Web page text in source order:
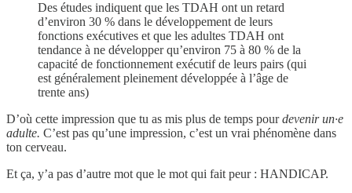
Des études indiquent que les TDAH ont un retard
d’environ 30 % dans le développement de leurs
fonctions exécutives et que les adultes TDAH ont
tendance à ne développer qu’environ 75 à 80 % de la
capacité de fonctionnement exécutif de leurs pairs (qui
est généralement pleinement développée à l’âge de
trente ans)
D’où cette impression que tu as mis plus de temps pourdevenir un·e
adulte. C’est pas qu’une impression, c’est un vrai phénomène dans
ton cerveau.
Et ça, y’a pas d’autre mot que le mot qui fait peur : HANDICAP.